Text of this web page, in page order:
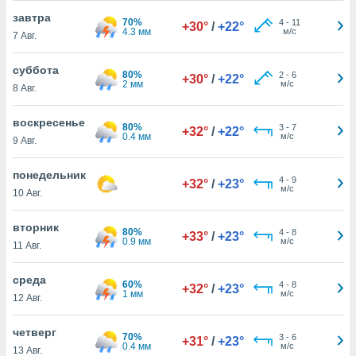
действия
на веб-
основе.
в нашей
cookie
cookie
в
нашего
ВЫ
завтра
7 Авг.
70%
4.3 мм
+30° / +22° 4- 11
м/с
суббота
8 Авг.
80%
2 мм
+30° / +22° 2- 6
м/с
воскресенье
9 Авг.
80%
0.4 мм
+32° / +22° 3- 7
м/с
понедельник
10 Авг.
+32° / +23° 4- 9
м/с
вторник
11 Авг.
80%
0.9 мм
+33° / +23° 4- 8
м/с
среда
12 Авг.
60%
1 мм
+32° / +23° 4- 8
м/с
четверг
13 Авг.
70%
0.4 мм
+31° / +23° 3- 6
м/с